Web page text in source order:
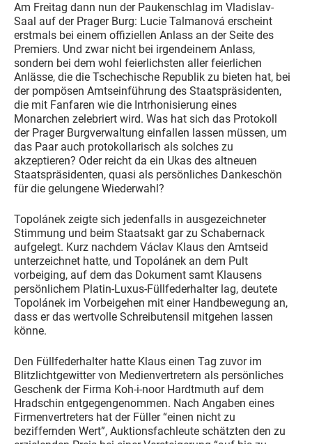
Am Freitag dann nun der Paukenschlag im Vladislav-
Saal auf der Prager Burg: Lucie Talmanová erscheint
erstmals bei einem offiziellen Anlass an der Seite des
Premiers. Und zwar nicht bei irgendeinem Anlass,
sondern bei dem wohl feierlichsten aller feierlichen
Anlässe, die die Tschechische Republik zu bieten hat, bei
der pompösen Amtseinführung des Staatspräsidenten,
die mit Fanfaren wie die Intrhonisierung eines
Monarchen zelebriert wird. Was hat sich das Protokoll
der Prager Burgverwaltung einfallen lassen müssen, um
das Paar auch protokollarisch als solches zu
akzeptieren? Oder reicht da ein Ukas des altneuen
Staatspräsidenten, quasi als persönliches Dankeschön
für die gelungene Wiederwahl?
Topolánek zeigte sich jedenfalls in ausgezeichneter
Stimmung und beim Staatsakt gar zu Schabernack
aufgelegt. Kurz nachdem Václav Klaus den Amtseid
unterzeichnet hatte, und Topolánek an dem Pult
vorbeiging, auf dem das Dokument samt Klausens
persönlichem Platin-Luxus-Füllfederhalter lag, deutete
Topolánek im Vorbeigehen mit einer Handbewegung an,
dass er das wertvolle Schreibutensil mitgehen lassen
könne.
Den Füllfederhalter hatte Klaus einen Tag zuvor im
Blitzlichtgewitter von Medienvertretern als persönliches
Geschenk der Firma Koh-i-noor Hardtmuth auf dem
Hradschin entgegengenommen. Nach Angaben eines
Firmenvertreters hat der Füller “einen nicht zu
beziffernden Wert”, Auktionsfachleute schätzten den zu